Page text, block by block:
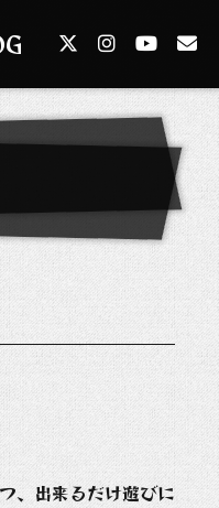
、出来るだけ遊びに